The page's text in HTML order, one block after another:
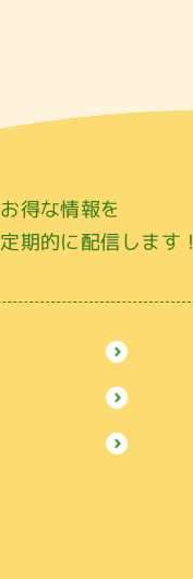
お得な情報を
定期的に配信します！